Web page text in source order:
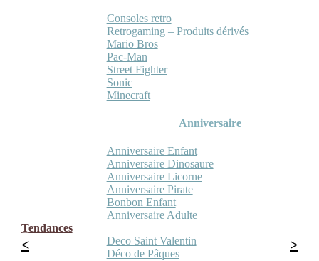
Consoles retro
Retrogaming – Produits dérivés
Mario Bros
Pac-Man
Street Fighter
Sonic
Minecraft
Anniversaire
Anniversaire Enfant
Anniversaire Dinosaure
Anniversaire Licorne
Anniversaire Pirate
Bonbon Enfant
Anniversaire Adulte
Tendances
Deco Saint Valentin
Déco de Pâques